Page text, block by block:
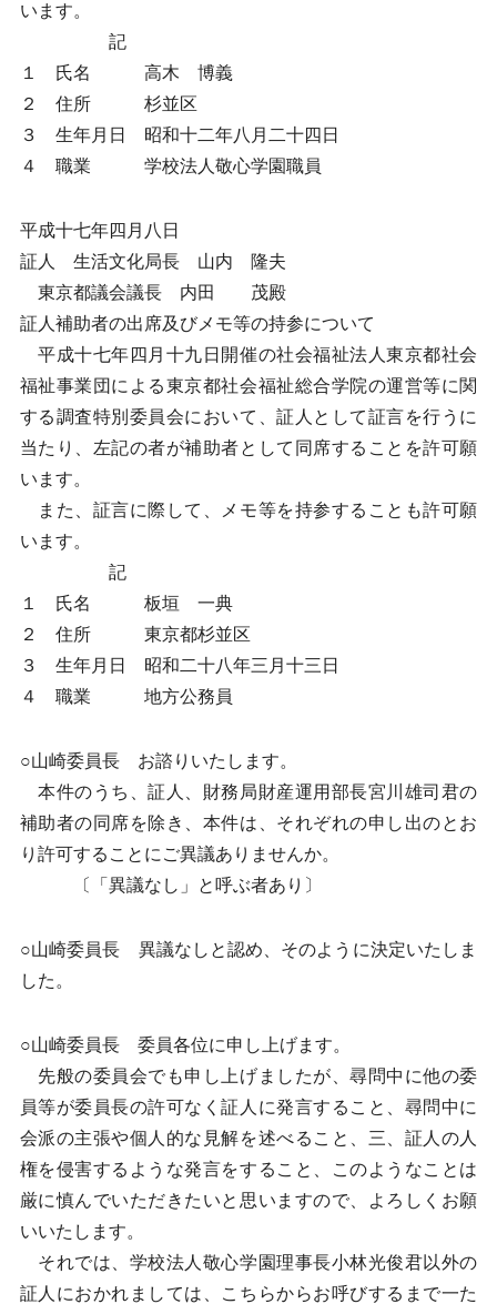
います。
記
１ 氏名 高木 博義
２ 住所 杉並区
３ 生年月日 昭和十二年八月二十四日
４ 職業 学校法人敬心学園職員
平成十七年四月八日
証人 生活文化局長 山内 隆夫
東京都議会議長 内田 茂殿
証人補助者の出席及びメモ等の持参について
平成十七年四月十九日開催の社会福祉法人東京都社会
福祉事業団による東京都社会福祉総合学院の運営等に関
する調査特別委員会において、証人として証言を行うに
当たり、左記の者が補助者として同席することを許可願
います。
また、証言に際して、メモ等を持参することも許可願
います。
記
１ 氏名 板垣 一典
２ 住所 東京都杉並区
３ 生年月日 昭和二十八年三月十三日
４ 職業 地方公務員
○山崎委員長 お諮りいたします。
本件のうち、証人、財務局財産運用部長宮川雄司君の
補助者の同席を除き、本件は、それぞれの申し出のとお
り許可することにご異議ありませんか。
〔「異議なし」と呼ぶ者あり〕
○山崎委員長 異議なしと認め、そのように決定いたしま
した。
○山崎委員長 委員各位に申し上げます。
先般の委員会でも申し上げましたが、尋問中に他の委
員等が委員長の許可なく証人に発言すること、尋問中に
会派の主張や個人的な見解を述べること、三、証人の人
権を侵害するような発言をすること、このようなことは
厳に慎んでいただきたいと思いますので、よろしくお願
いいたします。
それでは、学校法人敬心学園理事長小林光俊君以外の
証人におかれましては、こちらからお呼びするまで一た